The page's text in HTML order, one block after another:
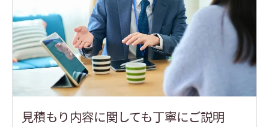
見積もり内容に関しても丁寧にご説明